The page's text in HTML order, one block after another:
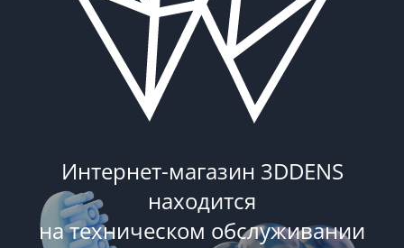
Интернет-магазин 3DDENS
находится
на техническом обслуживании